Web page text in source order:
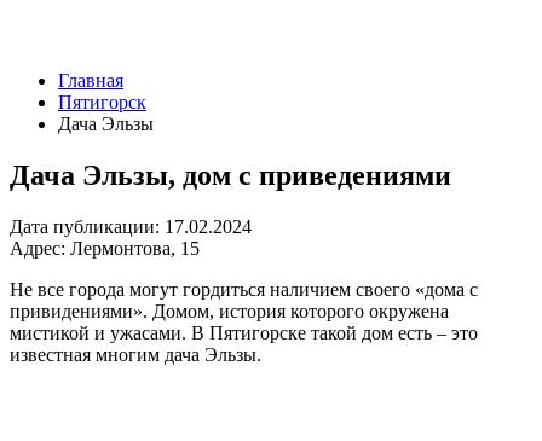
Главная
Пятигорск
Дача Эльзы
Дача Эльзы, дом с приведениями
Дата публикации: 17.02.2024
Адрес: Лермонтова, 15
Не все города могут гордиться наличием своего «дома с
привидениями». Домом, история которого окружена
мистикой и ужасами. В Пятигорске такой дом есть – это
известная многим дача Эльзы.